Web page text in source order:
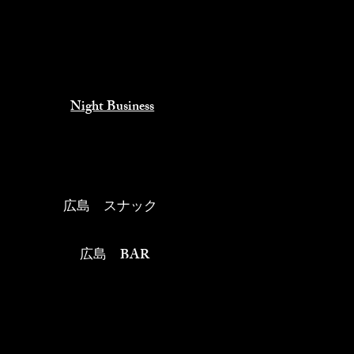
Night Business
​広島 スナック
​広島 BAR